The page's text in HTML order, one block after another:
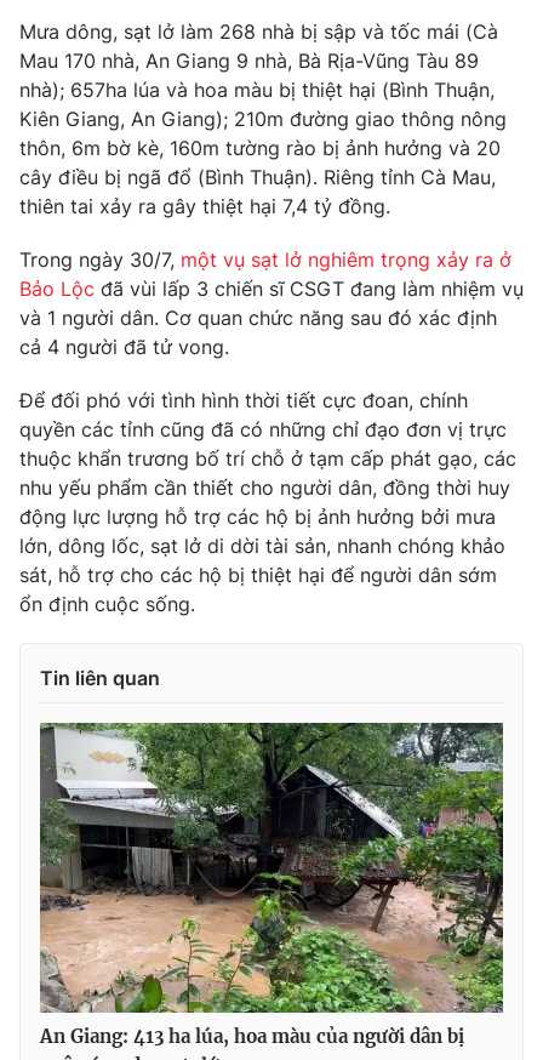
Hậu trường
Nhân vật
Khán giả
Giải sao mai
Điện ảnh
Âm nhạc
Sao
Đời sống
Du lịch
Làm đẹp
Chất lượng cuộc sống
Giáo dục
Tuyển sinh
Công nghệ
Hitech Công nghệ tương lai
Sản phẩm
Thị trường
Tư vấn
Giao lưu trực tuyến
Lịch phát sóng
Chuyên mục khác
Emagazine Podcast
Photo Infographic
VTV Money
VTV Sức khoẻ Bất động sản
Thị trường 24h Tấm lòng Việt
VTV4 Vươn mình bằng AI
VTV9 VTV8
Liên hệ tòa soạn English
Mưa dông, sạt lở làm 268 nhà bị sập và tốc mái (Cà
Mau 170 nhà, An Giang 9 nhà, Bà Rịa-Vũng Tàu 89
nhà); 657ha lúa và hoa màu bị thiệt hại (Bình Thuận,
Kiên Giang, An Giang); 210m đường giao thông nông
thôn, 6m bờ kè, 160m tường rào bị ảnh hưởng và 20
cây điều bị ngã đổ (Bình Thuận). Riêng tỉnh Cà Mau,
thiên tai xảy ra gây thiệt hại 7,4 tỷ đồng.
Trong ngày 30/7, một vụ sạt lở nghiêm trọng xảy ra ở
Bảo Lộc đã vùi lấp 3 chiến sĩ CSGT đang làm nhiệm vụ
và 1 người dân. Cơ quan chức năng sau đó xác định
cả 4 người đã tử vong.
Để đối phó với tình hình thời tiết cực đoan, chính
quyền các tỉnh cũng đã có những chỉ đạo đơn vị trực
thuộc khẩn trương bố trí chỗ ở tạm cấp phát gạo, các
nhu yếu phẩm cần thiết cho người dân, đồng thời huy
động lực lượng hỗ trợ các hộ bị ảnh hưởng bởi mưa
lớn, dông lốc, sạt lở di dời tài sản, nhanh chóng khảo
sát, hỗ trợ cho các hộ bị thiệt hại để người dân sớm
ổn định cuộc sống.
Tin liên quan
An Giang: 413 ha lúa, hoa màu của người dân bị